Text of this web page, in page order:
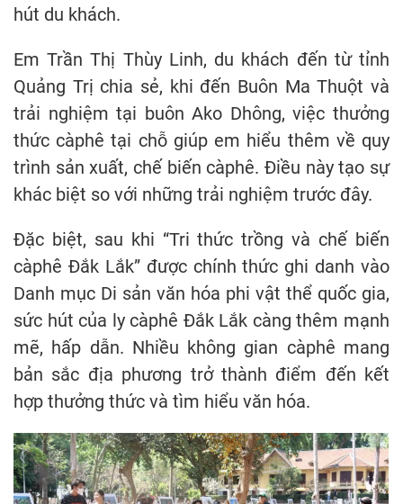
hút du khách.
Em Trần Thị Thùy Linh, du khách đến từ tỉnh
Quảng Trị chia sẻ, khi đến Buôn Ma Thuột và
trải nghiệm tại buôn Ako Dhông, việc thưởng
thức càphê tại chỗ giúp em hiểu thêm về quy
trình sản xuất, chế biến càphê. Điều này tạo sự
khác biệt so với những trải nghiệm trước đây.
Đặc biệt, sau khi “Tri thức trồng và chế biến
càphê Đắk Lắk” được chính thức ghi danh vào
Danh mục Di sản văn hóa phi vật thể quốc gia,
sức hút của ly càphê Đắk Lắk càng thêm mạnh
mẽ, hấp dẫn. Nhiều không gian càphê mang
bản sắc địa phương trở thành điểm đến kết
hợp thưởng thức và tìm hiểu văn hóa.